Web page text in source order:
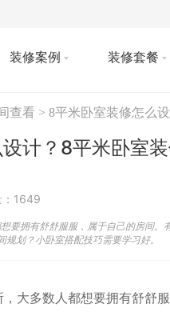
装修案例 装修套餐
查看 > 8平米卧室装修怎么
计？8平米卧室
：1649
要拥有舒舒服服，属于自己的房间
划？小卧室搭配技巧需要学习好。
大多数人都想要拥有舒舒